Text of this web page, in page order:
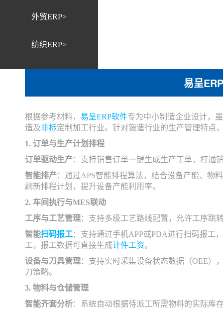
外贸ERP>
纺织ERP>
易呈
根据参考材料， 易呈ERP软件专为中小制造企业设计，
造及非标定制加工行业。针对锻造行业的生产管理特点
1. 订单与生产计划排程
订单驱动生产：支持销售订单一键生成生产工单，打通
智能排产：通过APS智能排程算法，结合设备产能、物
刷新排程计划，提升设备产能利用率。
2. 车间执行与MES联动
工序与工艺管理：支持多级工艺路线配置，允许工序跳
智能扫码报工：支持通过手机APP或PDA进行扫码报工
工，报工数据可直接生成计件工资。
设备与刀具管理：支持实时采集设备状态数据（OEE）
刀策略。
3. 物料与仓储管理
智能齐套分析：系统自动根据待派工所需物料的实际库